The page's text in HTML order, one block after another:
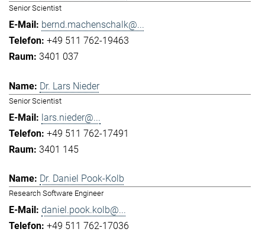
Senior Scientist
bernd.machenschalk@...
+49 511 762-19463
3401 037
Dr. Lars Nieder
Senior Scientist
lars.nieder@...
+49 511 762-17491
3401 145
Dr. Daniel Pook-Kolb
Research Software Engineer
daniel.pook.kolb@...
+49 511 762-17036